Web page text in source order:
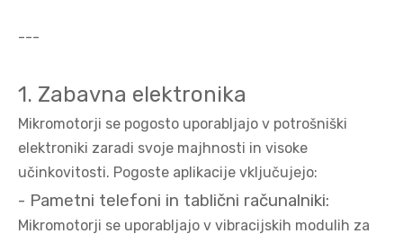
---
1. Zabavna elektronika
Mikromotorji se pogosto uporabljajo v potrošniški
elektroniki zaradi svoje majhnosti in visoke
učinkovitosti. Pogoste aplikacije vključujejo:
- Pametni telefoni in tablični računalniki:
Mikromotorji se uporabljajo v vibracijskih modulih za